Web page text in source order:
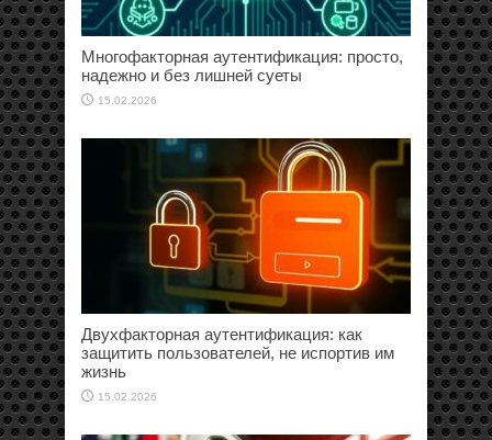
Многофакторная аутентификация: просто,
надежно и без лишней суеты
15.02.2026
Двухфакторная аутентификация: как
защитить пользователей, не испортив им
жизнь
15.02.2026